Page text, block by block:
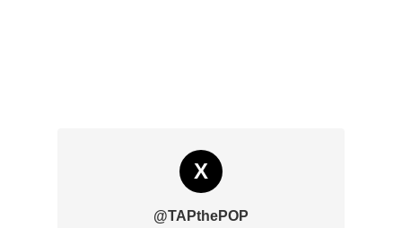
X
@TAPthePOP